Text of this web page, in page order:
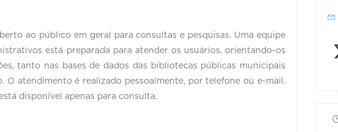
ao público em geral para consultas e pesquisas. Uma equipe
está preparada para atender os usuários, orientando-os
tanto nas bases de dados das bibliotecas públicas municipais
O atendimento é realizado pessoalmente, por telefone ou e-mail.
disponível apenas para consulta.